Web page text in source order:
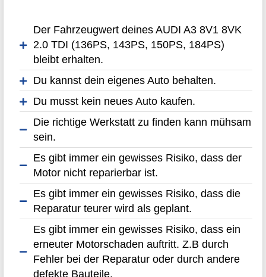
Der Fahrzeugwert deines AUDI A3 8V1 8VK
2.0 TDI (136PS, 143PS, 150PS, 184PS)
bleibt erhalten.
Du kannst dein eigenes Auto behalten.
Du musst kein neues Auto kaufen.
Die richtige Werkstatt zu finden kann mühsam
sein.
Es gibt immer ein gewisses Risiko, dass der
Motor nicht reparierbar ist.
Es gibt immer ein gewisses Risiko, dass die
Reparatur teurer wird als geplant.
Es gibt immer ein gewisses Risiko, dass ein
erneuter Motorschaden auftritt. Z.B durch
Fehler bei der Reparatur oder durch andere
defekte Bauteile.